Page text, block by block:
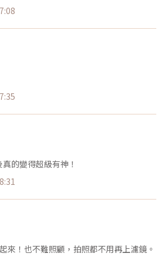
的變得超級有神！
來！也不難照顧，拍照都不用再上濾鏡。